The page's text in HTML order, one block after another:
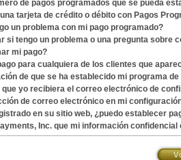
de pagos programados que se pueda
tarjeta de crédito o débito con Pagos
un problema con mi pago programado?
si tengo un problema o una pregunta sobre
mi pago?
para cualquiera de los clientes que
de que se ha establecido mi programa de
yo recibiera el correo electrónico de
de correo electrónico en mi
en su sitio web, ¿puedo establecer
Inc. que mi información confidencial